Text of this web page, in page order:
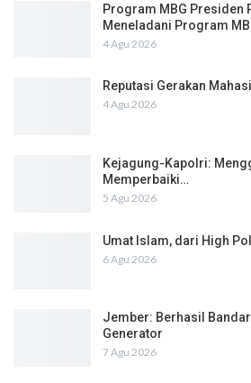
Program MBG Presiden
Meneladani Program
4 Agu 2026
Reputasi Gerakan
4 Agu 2026
Kejagung-Kapolri:
Memperbaiki…
5 Agu 2026
Umat Islam, dari High
6 Agu 2026
Jember: Berhasil
Generator
7 Agu 2026